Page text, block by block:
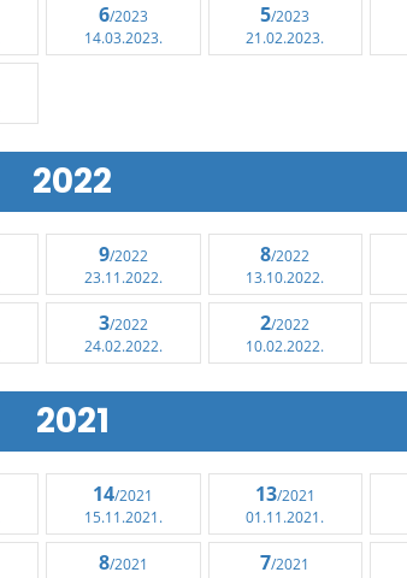
6/2023
14.03.2023.
5/2023
21.02.2023.
2022
9/2022
23.11.2022.
8/2022
13.10.2022.
3/2022
24.02.2022.
2/2022
10.02.2022.
2021
14/2021
15.11.2021.
13/2021
01.11.2021.
8/2021
7/2021